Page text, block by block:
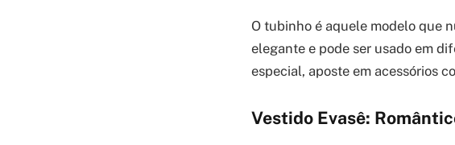
O tubinho é aquele modelo que
elegante e pode ser usado em
especial, aposte em acessórios
Vestido Evasê: